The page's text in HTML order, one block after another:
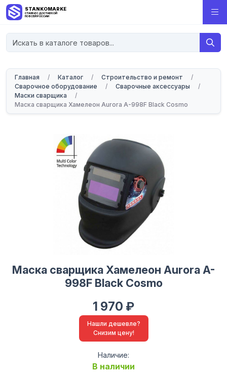
STANKOMARKET
СТАНКИ С ДОСТАВКОЙ
ПО ВСЕЙ РОССИИ
Главная / Каталог / Строительство и ремонт
/
Сварочное оборудование
/ Сварочные аксессуары
/
Маски сварщика
/
Маска сварщика Хамелеон Aurora A-998F Black Cosmo
Маска сварщика Хамелеон Aurora A-
998F Black Cosmo
1 970 ₽
Нашли дешевле?
Снизим цену!
Наличие:
В наличии